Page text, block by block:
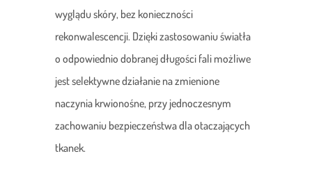
wyglądu skóry, bez konieczności
rekonwalescencji. Dzięki zastosowaniu światła
o odpowiednio dobranej długości fali możliwe
jest selektywne działanie na zmienione
naczynia krwionośne, przy jednoczesnym
zachowaniu bezpieczeństwa dla otaczających
tkanek.